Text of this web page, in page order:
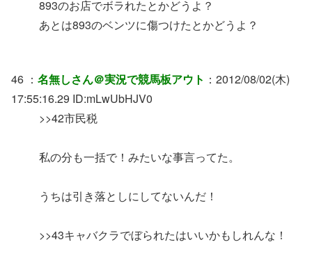
893のお店でボラれたとかどうよ？
あとは893のベンツに傷つけたとかどうよ？
46 ： 名無しさん＠実況で競馬板アウト ：2012/08/02(木)
17:55:16.29 ID:mLwUbHJV0
>>42市民税
私の分も一括で！みたいな事言ってた。
うちは引き落としにしてないんだ！
>>43キャバクラでぼられたはいいかもしれんな！